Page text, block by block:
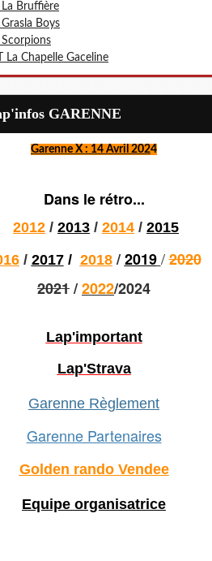
Bruffière
Grasla Boys
Scorpions
La Chapelle Gaceline
GARENNE
Garenne X : 14 Avril 2024
Dans le rétro...
2012 / 2013 / 2014 / 2015
/ 2017/ 2018 / 2019 /2020
2021/2022/2024
Lap'important
Lap'Strava
Garenne Règlement
Garenne Partenaires
Golden rando Vendee
Equipe organisatrice